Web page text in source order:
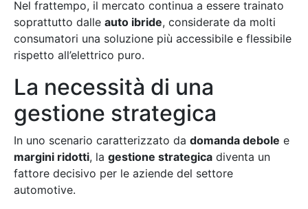
Nel frattempo, il mercato continua a essere trainato
soprattutto dalle auto ibride, considerate da molti
consumatori una soluzione più accessibile e flessibile
rispetto all’elettrico puro.
La necessità di una
gestione strategica
In uno scenario caratterizzato da domanda debole e
margini ridotti, la gestione strategica diventa un
fattore decisivo per le aziende del settore
automotive.